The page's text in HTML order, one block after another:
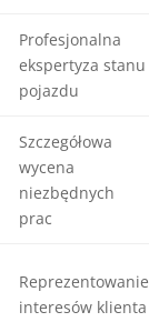
Profesjonalna
ekspertyza stanu
pojazdu
Szczegółowa
wycena
niezbędnych
prac
Reprezentowanie
interesów klienta